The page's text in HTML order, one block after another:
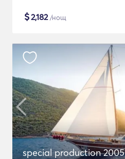
$2,182/нощ
special production 2005